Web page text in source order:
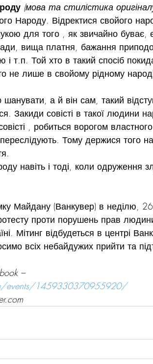
(мова та стилістика
Народу. Відректися свойого
для того , як звичайно буває,
вища платня, бажання
і т.п. Той хто в такий спосіб
не лише в свойому рідному
а й він сам, такий
Закиди совісті в такої людини
, робиться ворогом
Тому держися того
навіть і тоді, коли одруження
Майдану (Ванкувер) в неділю,
проти порушень прав
Мітинг відбудеться в центрі
всіх небайдужих прийти та
–
events/1459330370955920/